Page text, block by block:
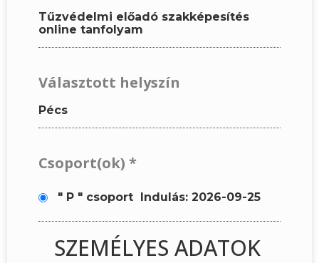
Tűzvédelmi előadó szakképesítés
online tanfolyam
Választott helyszín
Pécs
Csoport(ok) *
" P " csoport Indulás: 2026-09-25
SZEMÉLYES ADATOK